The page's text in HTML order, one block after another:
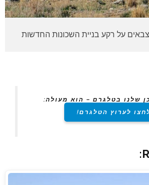
על רקע בניית השכונות החדשות
שלנו בטלגרם – הוא מעולה:
לערוץ הטלגרם!